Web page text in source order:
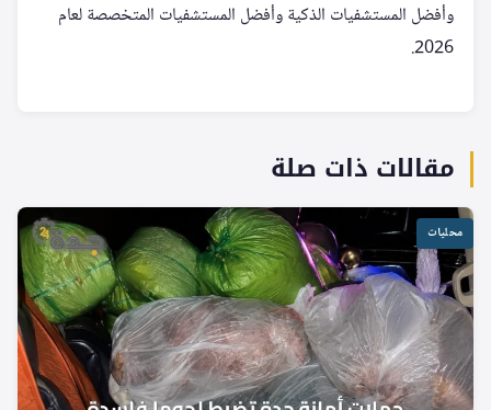
وأفضل المستشفيات الذكية وأفضل المستشفيات المتخصصة لعام
2026.
مقالات ذات صلة
محليات